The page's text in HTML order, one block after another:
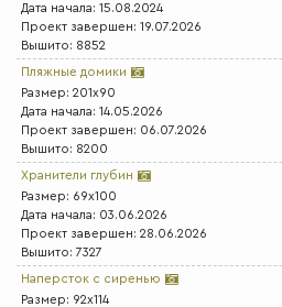
Дата начала: 15.08.2024
Проект завершен: 19.07.2026
Вышито: 8852
Пляжные домики
Размер: 201x90
Дата начала: 14.05.2026
Проект завершен: 06.07.2026
Вышито: 8200
Хранители глубин
Размер: 69x100
Дата начала: 03.06.2026
Проект завершен: 28.06.2026
Вышито: 7327
Наперсток с сиренью
Размер: 92x114